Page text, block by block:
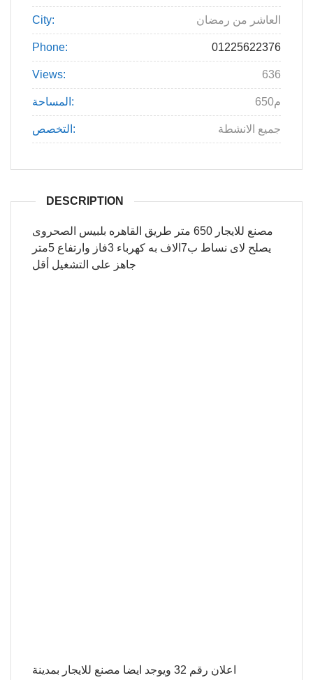
City: العاشر من رمضان
Phone: 01225622376
Views: 636
المساحة: 650م
التخصص: جميع الانشطة
DESCRIPTION
مصنع للايجار 650 متر طريق القاهره بلبيس الصحروى
يصلح لاى نساط ب7الاف به كهرباء 3فاز وارتفاع 5متر
جاهز على التشغيل أقل
اعلان رقم 32 ويوجد ايضا مصنع للايجار بمدينة